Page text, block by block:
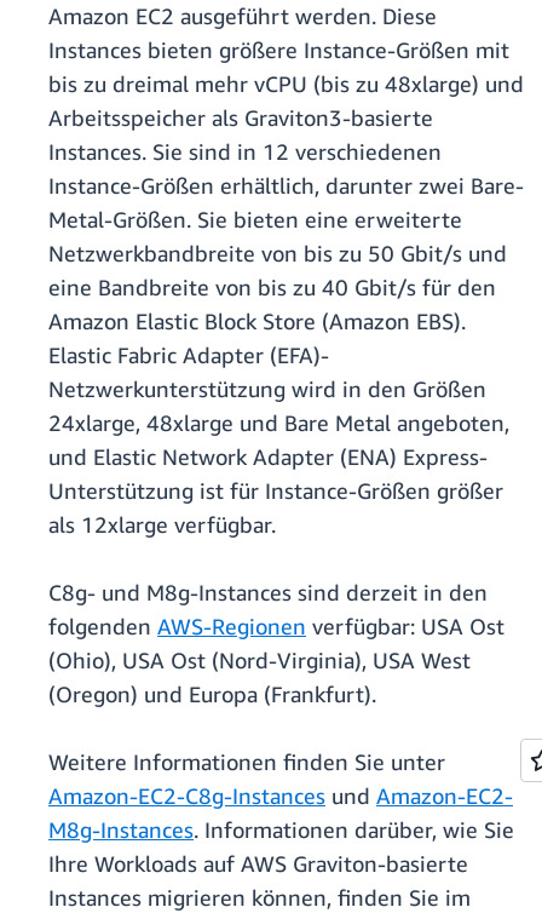
Amazon EC2 ausgeführt werden. Diese
Instances bieten größere Instance-Größen mit
bis zu dreimal mehr vCPU (bis zu 48xlarge) und
Arbeitsspeicher als Graviton3-basierte
Instances. Sie sind in 12 verschiedenen
Instance-Größen erhältlich, darunter zwei Bare-
Metal-Größen. Sie bieten eine erweiterte
Netzwerkbandbreite von bis zu 50 Gbit/s und
eine Bandbreite von bis zu 40 Gbit/s für den
Amazon Elastic Block Store (Amazon EBS).
Elastic Fabric Adapter (EFA)-
Netzwerkunterstützung wird in den Größen
24xlarge, 48xlarge und Bare Metal angeboten,
und Elastic Network Adapter (ENA) Express-
Unterstützung ist für Instance-Größen größer
als 12xlarge verfügbar.
C8g- und M8g-Instances sind derzeit in den
folgenden AWS-Regionen verfügbar: USA Ost
(Ohio), USA Ost (Nord-Virginia), USA West
(Oregon) und Europa (Frankfurt).
Weitere Informationen finden Sie unter
Amazon-EC2-C8g-Instances und Amazon-EC2-
M8g-Instances. Informationen darüber, wie Sie
Ihre Workloads auf AWS Graviton-basierte
Instances migrieren können, finden Sie im